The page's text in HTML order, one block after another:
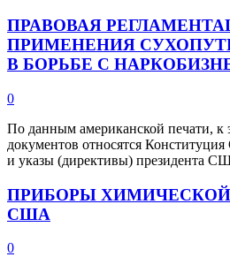
ПРАВОВАЯ
ПРИМЕНЕНИЯ
В БОРЬБЕ С
0
По данным американской печати, к
документов относятся
и указы (директивы) президента
ПРИБОРЫ ХИМИЧЕСКОЙ
США
0